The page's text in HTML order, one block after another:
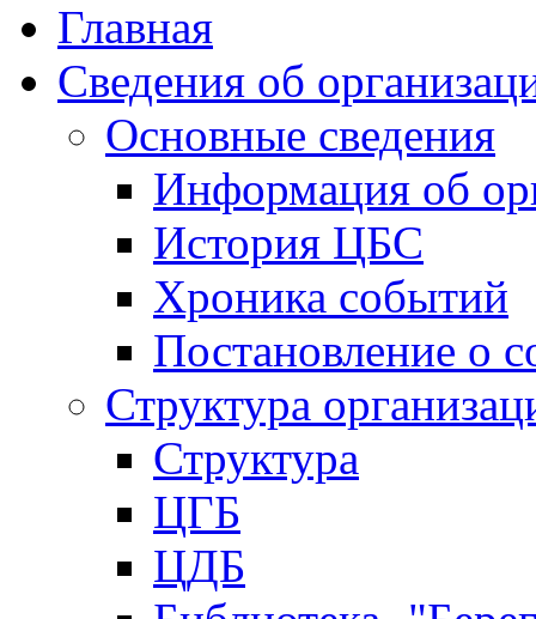
Главная
Сведения об
Основные сведения
Информация об
История ЦБС
Хроника событий
Постановление о
Структура
Структура
ЦГБ
ЦДБ